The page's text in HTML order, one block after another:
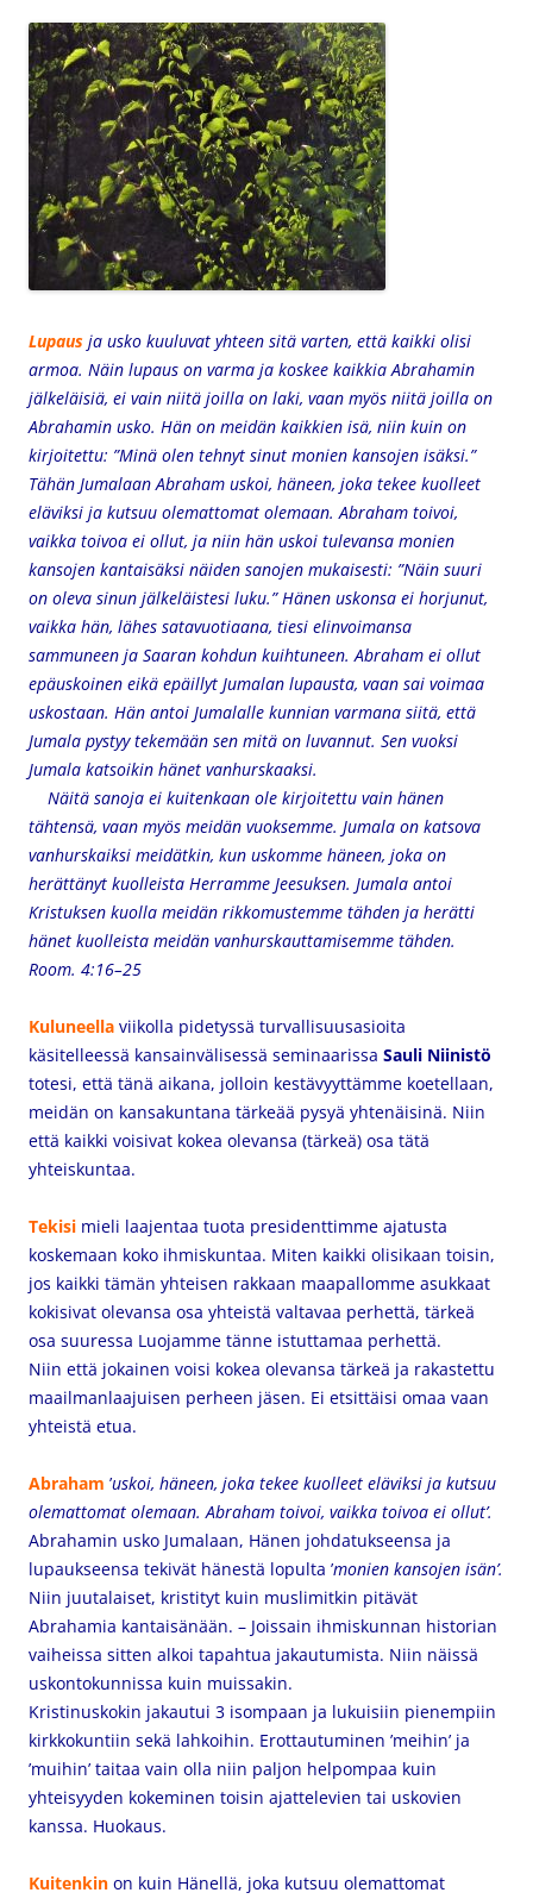
Lupaus ja usko kuuluvat yhteen sitä varten, että kaikki olisi
armoa. Näin lupaus on varma ja koskee kaikkia Abrahamin
jälkeläisiä, ei vain niitä joilla on laki, vaan myös niitä joilla on
Abrahamin usko. Hän on meidän kaikkien isä, niin kuin on
kirjoitettu: ”Minä olen tehnyt sinut monien kansojen isäksi.”
Tähän Jumalaan Abraham uskoi, häneen, joka tekee kuolleet
eläviksi ja kutsuu olemattomat olemaan. Abraham toivoi,
vaikka toivoa ei ollut, ja niin hän uskoi tulevansa monien
kansojen kantaisäksi näiden sanojen mukaisesti: ”Näin suuri
on oleva sinun jälkeläistesi luku.” Hänen uskonsa ei horjunut,
vaikka hän, lähes satavuotiaana, tiesi elinvoimansa
sammuneen ja Saaran kohdun kuihtuneen. Abraham ei ollut
epäuskoinen eikä epäillyt Jumalan lupausta, vaan sai voimaa
uskostaan. Hän antoi Jumalalle kunnian varmana siitä, että
Jumala pystyy tekemään sen mitä on luvannut. Sen vuoksi
Jumala katsoikin hänet vanhurskaaksi.
Näitä sanoja ei kuitenkaan ole kirjoitettu vain hänen
tähtensä, vaan myös meidän vuoksemme. Jumala on katsova
vanhurskaiksi meidätkin, kun uskomme häneen, joka on
herättänyt kuolleista Herramme Jeesuksen. Jumala antoi
Kristuksen kuolla meidän rikkomustemme tähden ja herätti
hänet kuolleista meidän vanhurskauttamisemme tähden.
Room. 4:16–25
Kuluneella viikolla pidetyssä turvallisuusasioita
käsitelleessä kansainvälisessä seminaarissa Sauli Niinistö
totesi, että tänä aikana, jolloin kestävyyttämme koetellaan,
meidän on kansakuntana tärkeää pysyä yhtenäisinä. Niin
että kaikki voisivat kokea olevansa (tärkeä) osa tätä
yhteiskuntaa.
Tekisi mieli laajentaa tuota presidenttimme ajatusta
koskemaan koko ihmiskuntaa. Miten kaikki olisikaan toisin,
jos kaikki tämän yhteisen rakkaan maapallomme asukkaat
kokisivat olevansa osa yhteistä valtavaa perhettä, tärkeä
osa suuressa Luojamme tänne istuttamaa perhettä.
Niin että jokainen voisi kokea olevansa tärkeä ja rakastettu
maailmanlaajuisen perheen jäsen. Ei etsittäisi omaa vaan
yhteistä etua.
Abraham ’uskoi, häneen, joka tekee kuolleet eläviksi ja kutsuu
olemattomat olemaan. Abraham toivoi, vaikka toivoa ei ollut’.
Abrahamin usko Jumalaan, Hänen johdatukseensa ja
lupaukseensa tekivät hänestä lopulta ’monien kansojen isän’.
Niin juutalaiset, kristityt kuin muslimitkin pitävät
Abrahamia kantaisänään. – Joissain ihmiskunnan historian
vaiheissa sitten alkoi tapahtua jakautumista. Niin näissä
uskontokunnissa kuin muissakin.
Kristinuskokin jakautui 3 isompaan ja lukuisiin pienempiin
kirkkokuntiin sekä lahkoihin. Erottautuminen ’meihin’ ja
’muihin’ taitaa vain olla niin paljon helpompaa kuin
yhteisyyden kokeminen toisin ajattelevien tai uskovien
kanssa. Huokaus.
Kuitenkin on kuin Hänellä, joka kutsuu olemattomat